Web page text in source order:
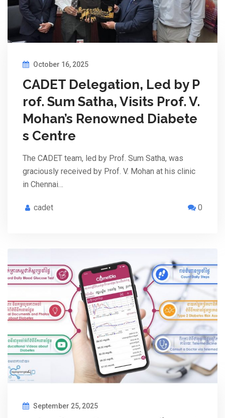
October 16, 2025
CADET Delegation, Led by P
rof. Sum Satha, Visits Prof. V.
Mohan’s Renowned Diabete
s Centre
The CADET team, led by Prof. Sum Satha, was
graciously received by Prof. V. Mohan at his clinic
in Chennai…
cadet 0
September 25, 2025